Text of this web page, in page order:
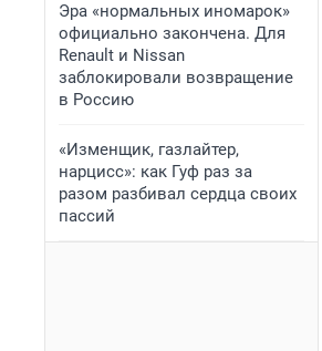
Эра «нормальных иномарок»
официально закончена. Для
Renault и Nissan
заблокировали возвращение
в Россию
«Изменщик, газлайтер,
нарцисс»: как Гуф раз за
разом разбивал сердца своих
пассий